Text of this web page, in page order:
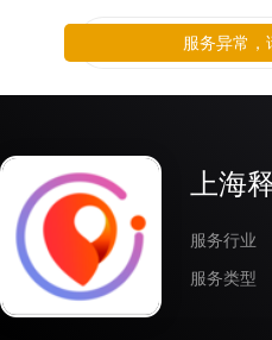
上海
服务行业
服务类型
服务异常，